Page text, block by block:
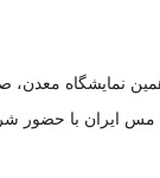
نمایشگاه معدن،
2023) با حضور شرکت